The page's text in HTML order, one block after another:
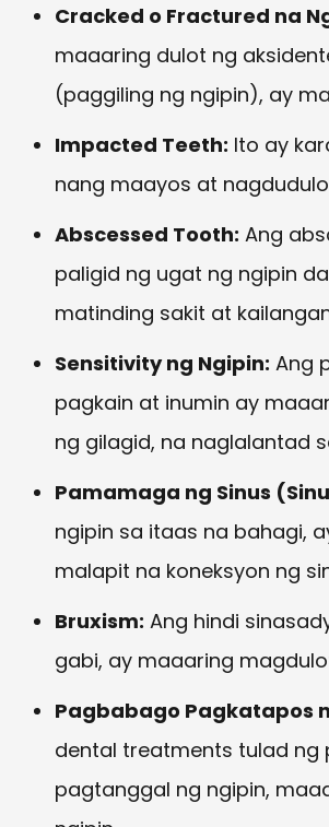
Cracked o Fractured na
maaaring dulot ng
(paggiling ng ngipin), ay
Impacted Teeth: Ito ay
nang maayos at
Abscessed Tooth: Ang
paligid ng ugat ng ngipin
matinding sakit at
Sensitivity ng Ngipin: Ang
pagkain at inumin ay
ng gilagid, na naglalantad
Pamamaga ng Sinus
ngipin sa itaas na bahagi,
malapit na koneksyon ng
Bruxism: Ang hindi
gabi, ay maaaring
Pagbabago Pagkatapos
dental treatments tulad ng
pagtanggal ng ngipin,